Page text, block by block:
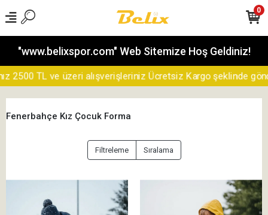
"www.belixspor.com" Web Sitemize Hoş Geldiniz!
2500 TL ve üzeri alışverişleriniz Ücretsiz Kargo şeklinde
0
Fenerbahçe Kız Çocuk Forma
Filtreleme Sıralama